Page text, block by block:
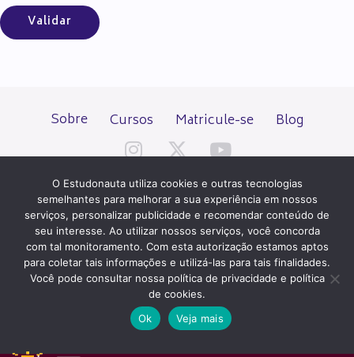
Sobre Cursos Matricule-se Blog
Todos os direitos reservados desde 2000.
PATROCÍNIO E HOSPEDAGEM
O Estudonauta utiliza cookies e outras tecnologias
semelhantes para melhorar a sua experiência em nossos
serviços, personalizar publicidade e recomendar conteúdo de
seu interesse. Ao utilizar nossos serviços, você concorda
com tal monitoramento. Com esta autorização estamos aptos
para coletar tais informações e utilizá-las para tais finalidades.
Você pode consultar nossa política de privacidade e política
de cookies.
Ok
Veja mais